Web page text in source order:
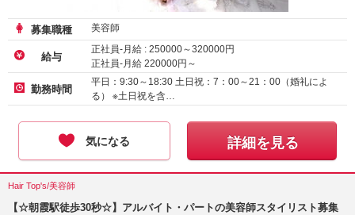
募集職種 美容師
給与
正社員-月給 : 250000～320000円
正社員-月給 220000円～
勤務時間
平日：9:30～18:30 土日祝：7：00～21：00（婚礼によ
る） ※土日祝を含…
気になる 詳細を見る
Hair Top's/美容師
【☆朝霞駅徒歩30秒☆】アルバイト・パートの美容師スタイリスト募集